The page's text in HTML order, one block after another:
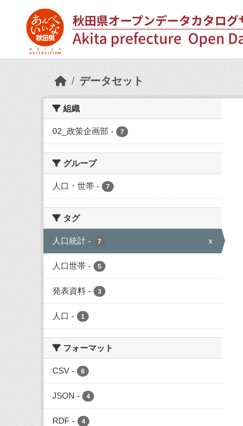
データセット
組織
02_政策企画部 - 7
グループ
人口・世帯 - 7
タグ
人口統計 - 7 x
人口世帯 - 5
発表資料 - 3
人口 - 1
フォーマット
CSV - 6
JSON - 4
RDF - 4